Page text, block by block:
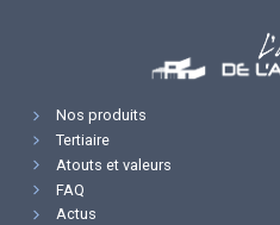
Nos produits
Tertiaire
Atouts et valeurs
FAQ
Actus